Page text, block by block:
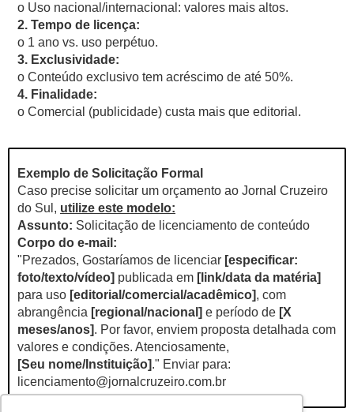
o Uso nacional/internacional: valores mais altos.
2. Tempo de licença:
o 1 ano vs. uso perpétuo.
3. Exclusividade:
o Conteúdo exclusivo tem acréscimo de até 50%.
4. Finalidade:
o Comercial (publicidade) custa mais que editorial.
Exemplo de Solicitação Formal
Caso precise solicitar um orçamento ao Jornal Cruzeiro
do Sul, utilize este modelo:
Assunto: Solicitação de licenciamento de conteúdo
Corpo do e-mail:
"Prezados, Gostaríamos de licenciar [especificar:
foto/texto/vídeo] publicada em [link/data da matéria]
para uso [editorial/comercial/acadêmico], com
abrangência [regional/nacional] e período de [X
meses/anos]. Por favor, enviem proposta detalhada com
valores e condições. Atenciosamente,
[Seu nome/Instituição]." Enviar para:
licenciamento@jornalcruzeiro.com.br